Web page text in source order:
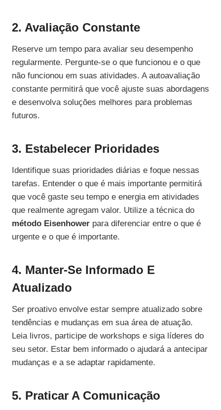
2. Avaliação Constante
Reserve um tempo para avaliar seu desempenho
regularmente. Pergunte-se o que funcionou e o que
não funcionou em suas atividades. A autoavaliação
constante permitirá que você ajuste suas abordagens
e desenvolva soluções melhores para problemas
futuros.
3. Estabelecer Prioridades
Identifique suas prioridades diárias e foque nessas
tarefas. Entender o que é mais importante permitirá
que você gaste seu tempo e energia em atividades
que realmente agregam valor. Utilize a técnica do
método Eisenhower para diferenciar entre o que é
urgente e o que é importante.
4. Manter-Se Informado E
Atualizado
Ser proativo envolve estar sempre atualizado sobre
tendências e mudanças em sua área de atuação.
Leia livros, participe de workshops e siga líderes do
seu setor. Estar bem informado o ajudará a antecipar
mudanças e a se adaptar rapidamente.
5. Praticar A Comunicação